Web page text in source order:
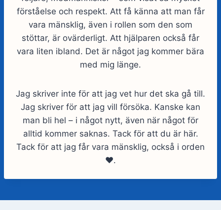
förståelse och respekt. Att få känna att man får
vara mänsklig, även i rollen som den som
stöttar, är ovärderligt. Att hjälparen också får
vara liten ibland. Det är något jag kommer bära
med mig länge.
Jag skriver inte för att jag vet hur det ska gå till.
Jag skriver för att jag vill försöka. Kanske kan
man bli hel – i något nytt, även när något för
alltid kommer saknas. Tack för att du är här.
Tack för att jag får vara mänsklig, också i orden
❤️.